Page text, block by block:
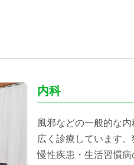
内科
風邪などの一般的な
広く診療しています
慢性疾患・生活習慣